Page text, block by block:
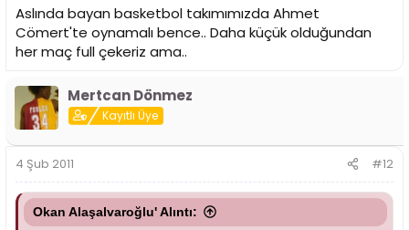
Aslında bayan basketbol takımımızda Ahmet
Cömert'te oynamalı bence.. Daha küçük olduğundan
her maç full çekeriz ama..
Mertcan Dönmez
Kayıtlı Üye
4 Şub 2011 #12
Okan Alaşalvaroğlu' Alıntı: